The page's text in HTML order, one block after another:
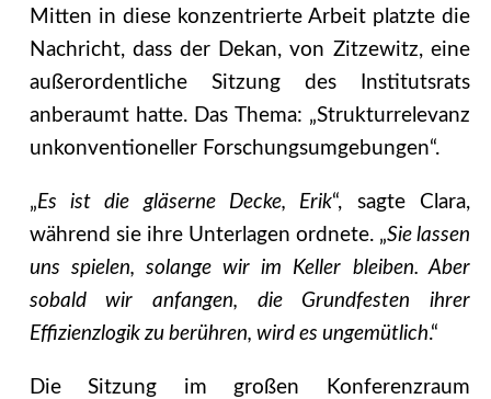
Mitten in diese konzentrierte Arbeit platzte die
Nachricht, dass der Dekan, von Zitzewitz, eine
außerordentliche Sitzung des Institutsrats
anberaumt hatte. Das Thema: „Strukturrelevanz
unkonventioneller Forschungsumgebungen“.
„Es ist die gläserne Decke, Erik“, sagte Clara,
während sie ihre Unterlagen ordnete. „Sie lassen
uns spielen, solange wir im Keller bleiben. Aber
sobald wir anfangen, die Grundfesten ihrer
Effizienzlogik zu berühren, wird es ungemütlich.“
Die Sitzung im großen Konferenzraum